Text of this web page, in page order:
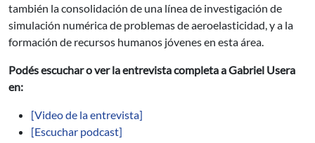
también la consolidación de una línea de investigación de
simulación numérica de problemas de aeroelasticidad, y a la
formación de recursos humanos jóvenes en esta área.
Podés escuchar o ver la entrevista completa a Gabriel Usera
en:
[Video de la entrevista]
[Escuchar podcast]